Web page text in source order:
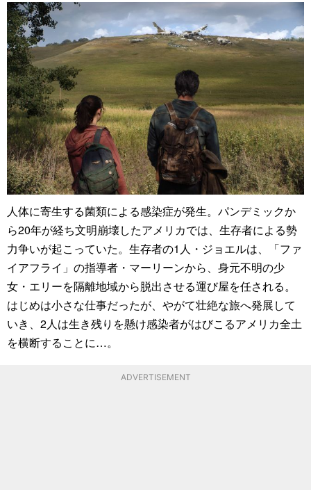
人体に寄生する菌類による感染症が発生。パンデミックか
ら20年が経ち文明崩壊したアメリカでは、生存者による勢
力争いが起こっていた。生存者の1人・ジョエルは、「ファ
イアフライ」の指導者・マーリーンから、身元不明の少
女・エリーを隔離地域から脱出させる運び屋を任される。
はじめは小さな仕事だったが、やがて壮絶な旅へ発展して
いき、2人は生き残りを懸け感染者がはびこるアメリカ全土
を横断することに…。
ADVERTISEMENT